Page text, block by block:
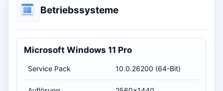
Betriebssysteme
Microsoft Windows 11 Pro
Service Pack 10.0.26200 (64-Bit)